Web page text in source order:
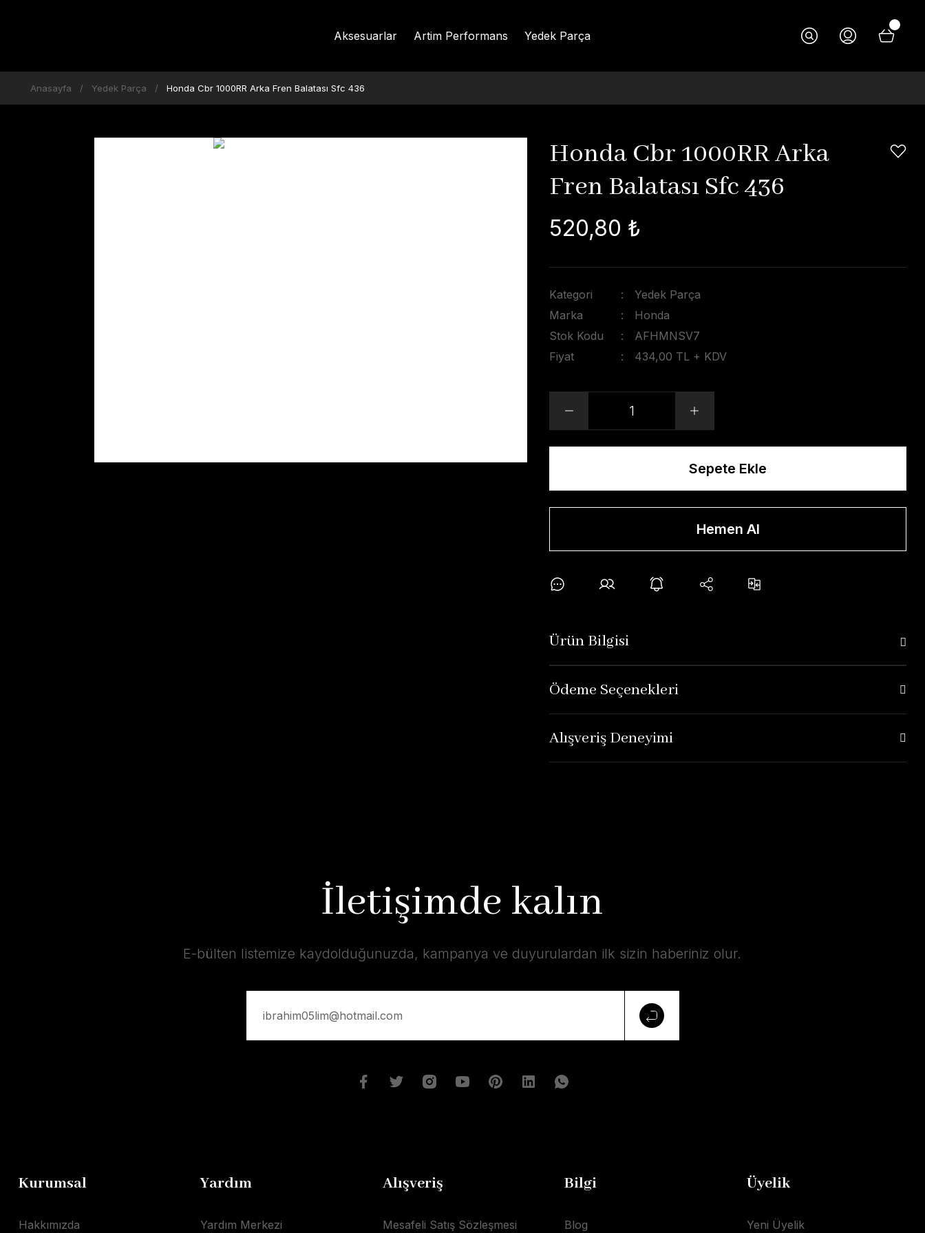
Aksesuarlar Artim Performans Yedek Parça
Anasayfa Yedek Parça Honda Cbr 1000RR Arka Fren Balatası Sfc 436
Honda Cbr 1000RR Arka
Fren Balatası Sfc 436
520,80 ₺
Kategori
Yedek Parça
Marka
Honda
Stok Kodu
AFHMNSV7
Fiyat
434,00 TL + KDV
Sepete Ekle
Hemen Al
Ürün Bilgisi
Ödeme Seçenekleri
Alışveriş Deneyimi
İletişimde kalın
E-bülten listemize kaydolduğunuzda, kampanya ve duyurulardan ilk sizin haberiniz olur.
Kurumsal
Hakkımızda
Yardım
Yardım Merkezi
Alışveriş
Mesafeli Satış Sözleşmesi
Bilgi
Blog
Üyelik
Yeni Üyelik